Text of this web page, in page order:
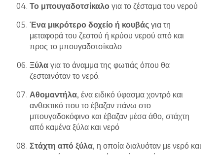
Το μπουγαδοτσίκαλο για το ζέσταμα του νερού
Ένα μικρότερο δοχείο ή κουβάς για τη
μεταφορά του ζεστού ή κρύου νερού από και
προς το μπουγαδοτσίκαλο
Ξύλα για το άναμμα της φωτιάς όπου θα
ζεσταινόταν το νερό.
Αθομαντήλα, ένα ειδικό ύφασμα χοντρό και
ανθεκτικό που το έβαζαν πάνω στο
μπουγαδοκόφινο και έβαζαν μέσα άθο, στάχτη
από καμένα ξύλα και νερό
Στάχτη από ξύλα, η οποία διαλυόταν με νερό και